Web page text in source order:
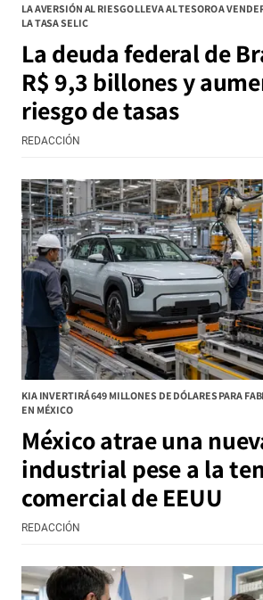
LA AVERSIÓN AL RIESGO LLEVA AL TESORO A
LA TASA SELIC
La deuda federal de
R$ 9,3 billones y
riesgo de tasas
REDACCIÓN
KIA INVERTIRÁ 649 MILLONES DE DÓLARES PARA
EN MÉXICO
México atrae una
industrial pese a la
comercial de EEUU
REDACCIÓN